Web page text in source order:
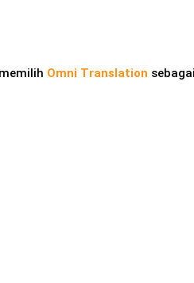
Omni Translation